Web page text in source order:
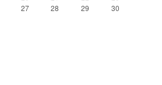
27 28 29
30